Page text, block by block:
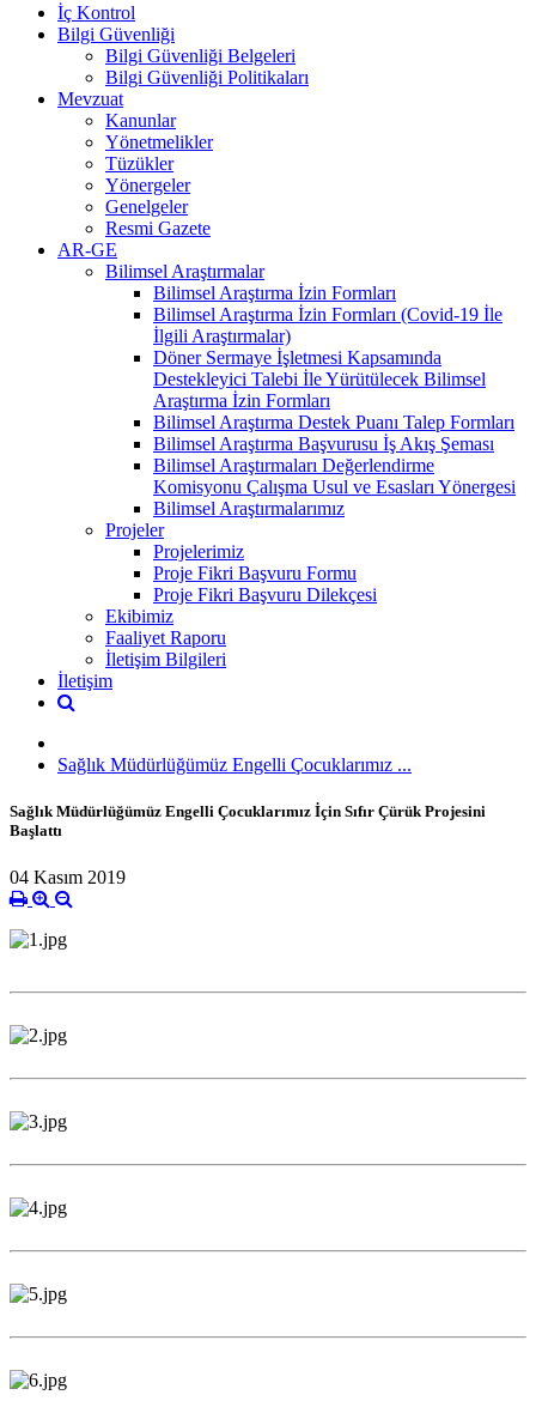
İç Kontrol
Bilgi Güvenliği
Bilgi Güvenliği Belgeleri
Bilgi Güvenliği Politikaları
Mevzuat
Kanunlar
Yönetmelikler
Tüzükler
Yönergeler
Genelgeler
Resmi Gazete
AR-GE
Bilimsel Araştırmalar
Bilimsel Araştırma İzin Formları
Bilimsel Araştırma İzin Formları (Covid-19 İle
İlgili Araştırmalar)
Döner Sermaye İşletmesi Kapsamında
Destekleyici Talebi İle Yürütülecek Bilimsel
Araştırma İzin Formları
Bilimsel Araştırma Destek Puanı Talep Formları
Bilimsel Araştırma Başvurusu İş Akış Şeması
Bilimsel Araştırmaları Değerlendirme
Komisyonu Çalışma Usul ve Esasları Yönergesi
Bilimsel Araştırmalarımız
Projeler
Projelerimiz
Proje Fikri Başvuru Formu
Proje Fikri Başvuru Dilekçesi
Ekibimiz
Faaliyet Raporu
İletişim Bilgileri
İletişim
Sağlık Müdürlüğümüz Engelli Çocuklarımız ...
Sağlık Müdürlüğümüz Engelli Çocuklarımız İçin Sıfır Çürük Projesini
Başlattı
04 Kasım 2019